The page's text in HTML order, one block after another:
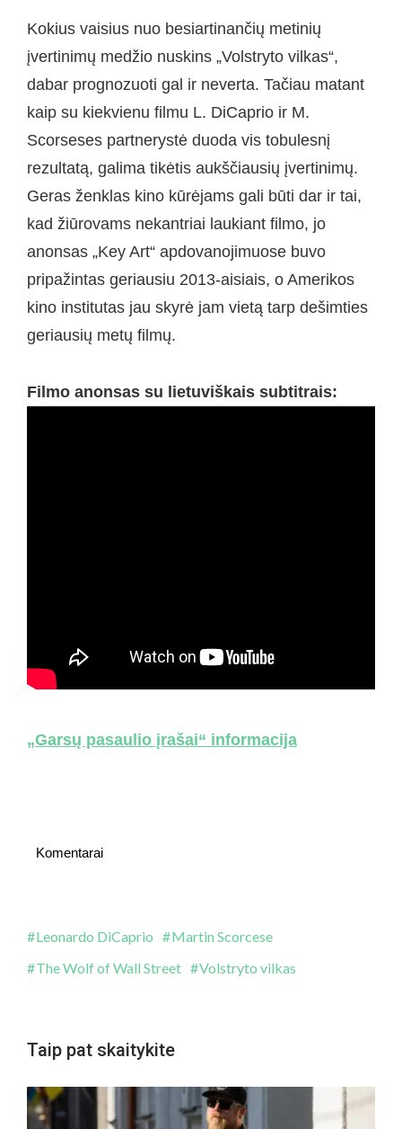
Kokius vaisius nuo besiartinančių metinių
įvertinimų medžio nuskins „Volstryto vilkas“,
dabar prognozuoti gal ir neverta. Tačiau matant
kaip su kiekvienu filmu L. DiCaprio ir M.
Scorseses partnerystė duoda vis tobulesnį
rezultatą, galima tikėtis aukščiausių įvertinimų.
Geras ženklas kino kūrėjams gali būti dar ir tai,
kad žiūrovams nekantriai laukiant filmo, jo
anonsas „Key Art“ apdovanojimuose buvo
pripažintas geriausiu 2013-aisiais, o Amerikos
kino institutas jau skyrė jam vietą tarp dešimties
geriausių metų filmų.
Filmo anonsas su lietuviškais subtitrais:
„Garsų pasaulio įrašai“ informacija
Komentarai
Leonardo DiCaprio
Martin Scorcese
The Wolf of Wall Street
Volstryto vilkas
Taip pat skaitykite